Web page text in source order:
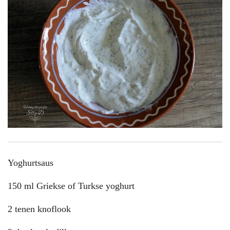
Yoghurtsaus
150 ml Griekse of Turkse yoghurt
2 tenen knoflook